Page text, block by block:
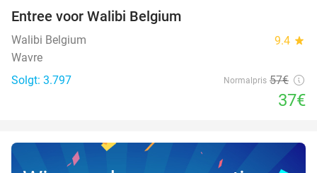
Entree voor Walibi Belgium
Walibi Belgium 9.4 star
Wavre
Solgt: 3.797
Normalpris 57€
37€